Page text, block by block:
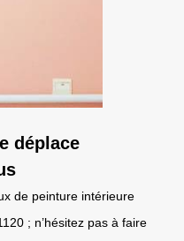
déplace
de peinture intérieure
; n’hésitez pas à faire